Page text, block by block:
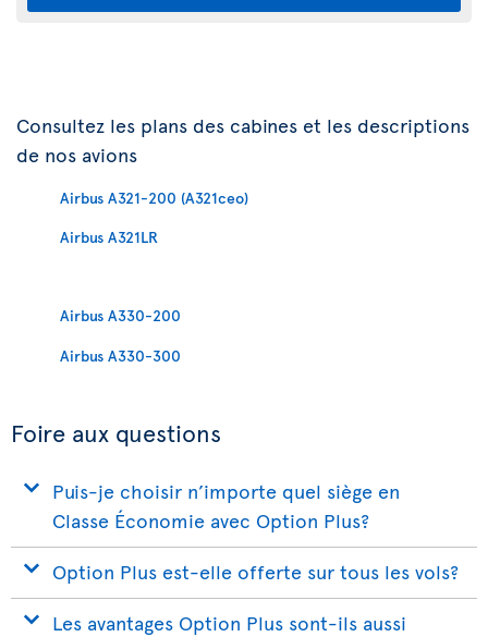
Consultez les plans des cabines et les descriptions
de nos avions
Airbus A321-200 (A321ceo)
Airbus A321LR
Airbus A330-200
Airbus A330-300
Foire aux questions
Puis-je choisir n’importe quel siège en
Classe Économie avec Option Plus?
Option Plus est-elle offerte sur tous les vols?
Les avantages Option Plus sont-ils aussi